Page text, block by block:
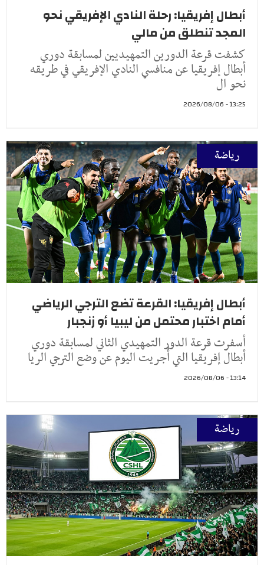
أبطال إفريقيا: رحلة النادي الإفريقي نحو
المجد تنطلق من مالي
كشفت قرعة الدورين التمهيديين لمسابقة دوري
أبطال إفريقيا عن منافسي النادي الإفريقي في طريقه
نحو ال
13:25 - 2026/08/06
رياضة
أبطال إفريقيا: القرعة تضع الترجي الرياضي
أمام اختبار محتمل من ليبيا أو زنجبار
أسفرت قرعة الدور التمهيدي الثاني لمسابقة دوري
أبطال إفريقيا التي أُجريت اليوم عن وضع الترجي الريا
13:14 - 2026/08/06
رياضة